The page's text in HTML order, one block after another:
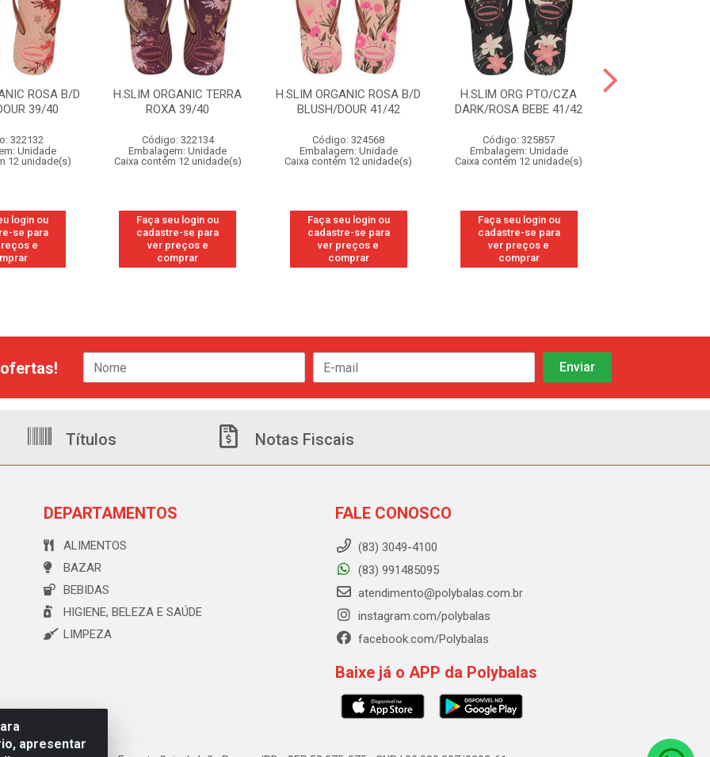
ROSA B/D
39/40
322132
Unidade
12 unidade(s)
login ou
se para
e
H.SLIM ORGANIC TERRA
ROXA 39/40
Código: 322134
Embalagem: Unidade
Caixa contém 12 unidade(s)
Faça seu login ou
cadastre-se para
ver preços e
comprar
H.SLIM ORGANIC ROSA B/D
BLUSH/DOUR 41/42
Código: 324568
Embalagem: Unidade
Caixa contém 12 unidade(s)
Faça seu login ou
cadastre-se para
ver preços e
comprar
H.SLIM ORG PTO/CZA
DARK/ROSA BEBE 41/42
Código: 325857
Embalagem: Unidade
Caixa contém 12 unidade(s)
Faça seu login ou
cadastre-se para
ver preços e
comprar
apresentar
Títulos Notas Fiscais
DEPARTAMENTOS
ALIMENTOS
BAZAR
BEBIDAS
HIGIENE, BELEZA E SAÚDE
LIMPEZA
FALE CONOSCO
(83) 3049-4100
(83) 991485095
atendimento@polybalas.com.br
instagram.com/polybalas
facebook.com/Polybalas
Baixe já o APP da Polybalas